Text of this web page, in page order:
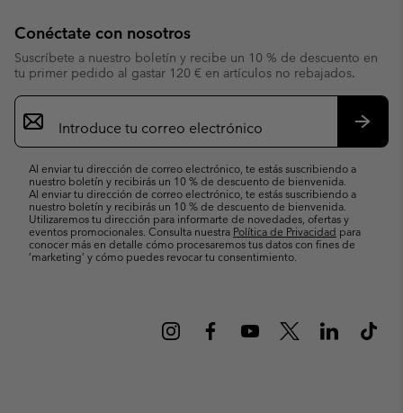
Conéctate con nosotros
Suscríbete a nuestro boletín y recibe un 10 % de descuento en
tu primer pedido al gastar 120 € en artículos no rebajados.
Suscripción
de
correo
Al enviar tu dirección de correo electrónico, te estás suscribiendo a
nuestro boletín y recibirás un 10 % de descuento de bienvenida.
Al enviar tu dirección de correo electrónico, te estás suscribiendo a
nuestro boletín y recibirás un 10 % de descuento de bienvenida.
Utilizaremos tu dirección para informarte de novedades, ofertas y
eventos promocionales. Consulta nuestra Política de Privacidad para
conocer más en detalle cómo procesaremos tus datos con fines de
’marketing’ y cómo puedes revocar tu consentimiento.